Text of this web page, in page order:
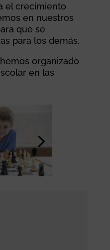
el crecimiento
en nuestros
que se
para los demás.
organizado
en las